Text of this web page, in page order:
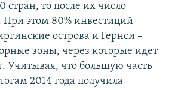
стран, то после их число
При этом 80% инвестиций
острова и Гернси –
зоны, через которые идет
Учитывая, что большую часть
2014 года получила